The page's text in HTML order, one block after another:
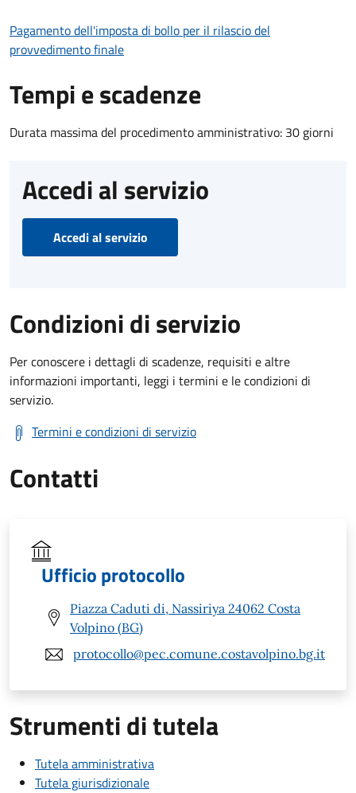
Pagamento dell'imposta di bollo per il rilascio del
provvedimento finale
Tempi e scadenze
Durata massima del procedimento amministrativo: 30 giorni
Accedi al servizio
Accedi al servizio
Condizioni di servizio
Per conoscere i dettagli di scadenze, requisiti e altre
informazioni importanti, leggi i termini e le condizioni di
servizio.
Termini e condizioni di servizio
Contatti
Ufficio protocollo
Piazza Caduti di, Nassiriya 24062 Costa
Volpino (BG)
protocollo@pec.comune.costavolpino.bg.it
Strumenti di tutela
Tutela amministrativa
Tutela giurisdizionale